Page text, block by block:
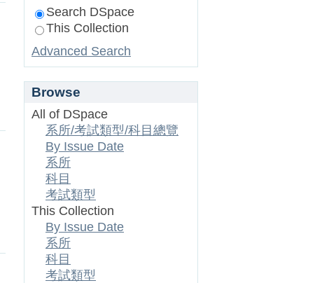
Search DSpace
This Collection
Advanced Search
Browse
All of DSpace
系所/考試類型/科目總覽
By Issue Date
系所
科目
考試類型
This Collection
By Issue Date
系所
科目
考試類型